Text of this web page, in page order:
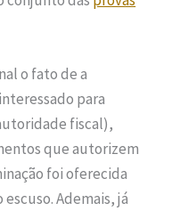
o fato de a
para
fiscal),
que autorizem
foi oferecida
Ademais, já